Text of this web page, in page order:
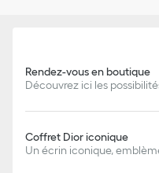
Rendez-vous en boutique
Découvrez ici les
Coffret Dior iconique
Un écrin iconique,